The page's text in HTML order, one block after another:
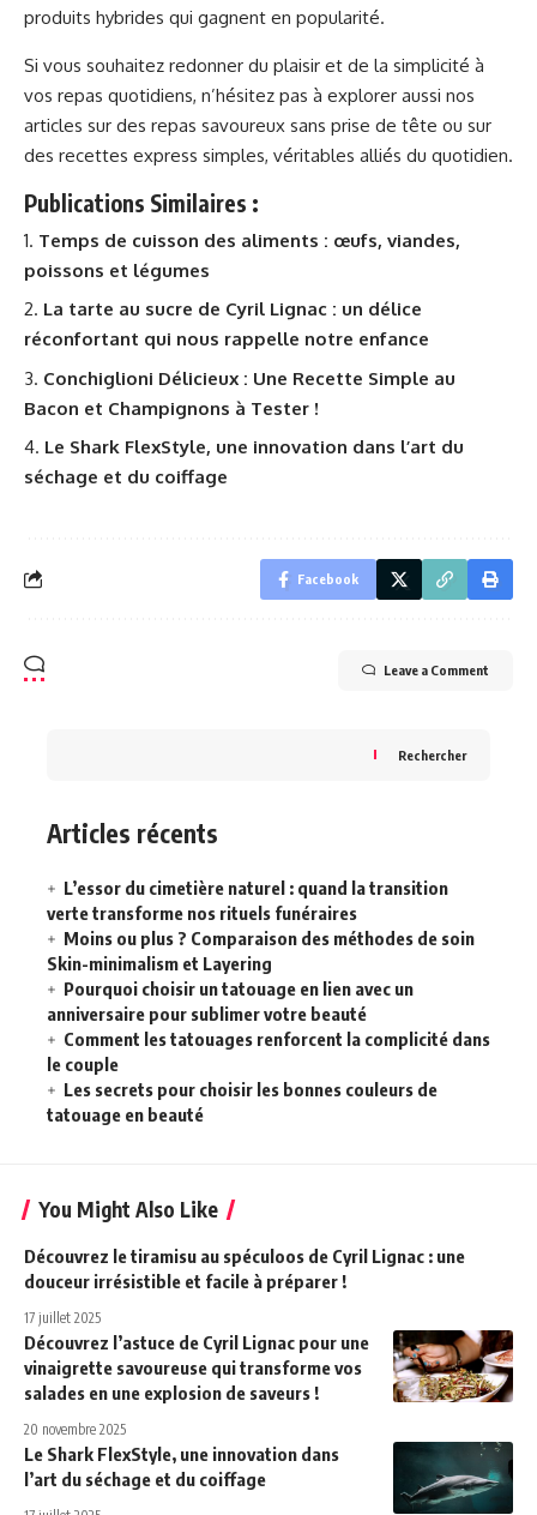
produits hybrides qui gagnent en popularité.
Si vous souhaitez redonner du plaisir et de la simplicité à
vos repas quotidiens, n’hésitez pas à explorer aussi nos
articles sur des repas savoureux sans prise de tête ou sur
des recettes express simples, véritables alliés du quotidien.
Publications Similaires :
Temps de cuisson des aliments : œufs, viandes,
poissons et légumes
La tarte au sucre de Cyril Lignac : un délice
réconfortant qui nous rappelle notre enfance
Conchiglioni Délicieux : Une Recette Simple au
Bacon et Champignons à Tester !
Le Shark FlexStyle, une innovation dans l’art du
séchage et du coiffage
Facebook
Leave a Comment
Rechercher
Articles récents
L’essor du cimetière naturel : quand la transition
verte transforme nos rituels funéraires
Moins ou plus ? Comparaison des méthodes de soin
Skin-minimalism et Layering
Pourquoi choisir un tatouage en lien avec un
anniversaire pour sublimer votre beauté
Comment les tatouages renforcent la complicité dans
le couple
Les secrets pour choisir les bonnes couleurs de
tatouage en beauté
You Might Also Like
Découvrez le tiramisu au spéculoos de Cyril Lignac : une
douceur irrésistible et facile à préparer !
17 juillet 2025
Découvrez l’astuce de Cyril Lignac pour une
vinaigrette savoureuse qui transforme vos
salades en une explosion de saveurs !
20 novembre 2025
Le Shark FlexStyle, une innovation dans
l’art du séchage et du coiffage